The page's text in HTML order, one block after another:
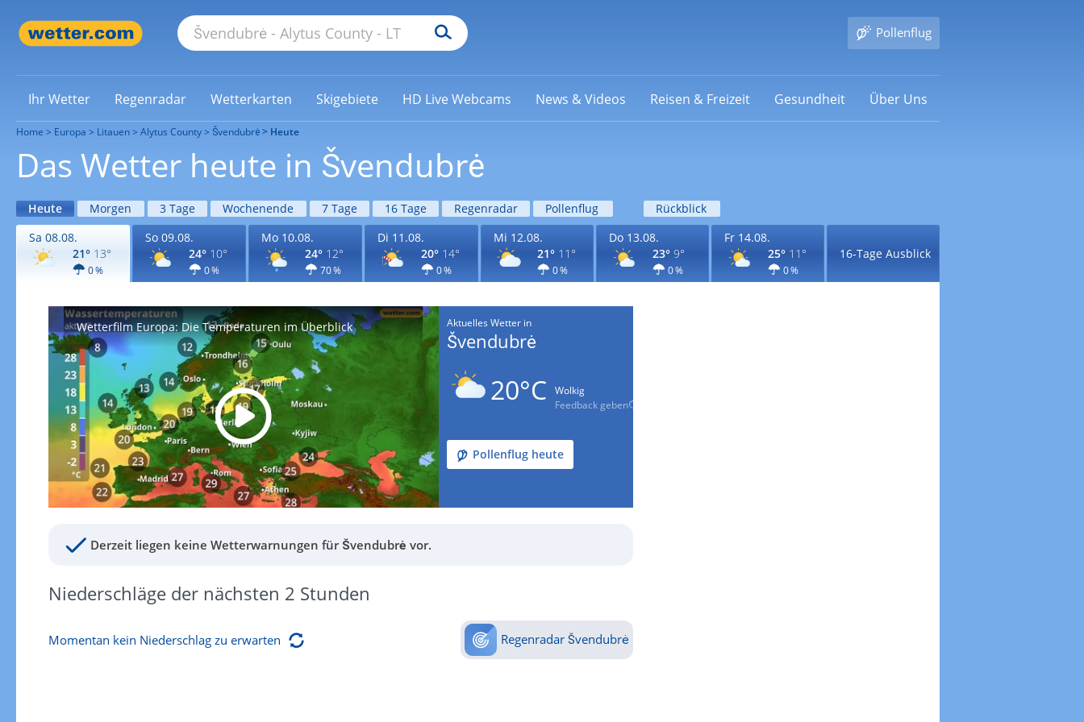
Pollenflug
Ihr Wetter Regenradar Wetterkarten Skigebiete HD Live Webcams News & Videos Reisen & Freizeit Gesundheit Über Uns
Home Europa Litauen Alytus County Švendubrė Heute
Das Wetter heute in Švendubrė
Heute Morgen 3 Tage Wochenende 7 Tage 16 Tage Regenradar Pollenflug
Rückblick
Sa 08.08.
21° 13°
0 %
So 09.08.
24° 10°
0 %
Mo 10.08.
24° 12°
70 %
Di 11.08.
20° 14°
0 %
Mi 12.08.
21° 11°
0 %
Do 13.08.
23° 9°
0 %
Fr 14.08.
25° 11°
0 %
16-Tage Ausblick
Wetterfilm Europa: Die Temperaturen im Überblick Aktuelles Wetter in
Švendubrė
20°C
Wolkig
Feedback geben
Pollenflug heute
Derzeit liegen keine Wetterwarnungen für Švendubrė vor.
Niederschläge der nächsten 2 Stunden
Momentan kein Niederschlag zu erwarten Regenradar Švendubrė